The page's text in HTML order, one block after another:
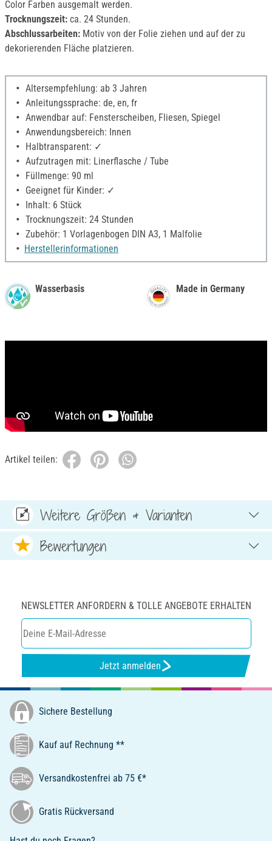
Color Farben ausgemalt werden.
Trocknungszeit: ca. 24 Stunden.
Abschlussarbeiten: Motiv von der Folie ziehen und auf der zu
dekorierenden Fläche platzieren.
Altersempfehlung: ab 3 Jahren
Anleitungssprache: de, en, fr
Anwendbar auf: Fensterscheiben, Fliesen, Spiegel
Anwendungsbereich: Innen
Halbtransparent: ✓
Aufzutragen mit: Linerflasche / Tube
Füllmenge: 90 ml
Geeignet für Kinder: ✓
Inhalt: 6 Stück
Trocknungszeit: 24 Stunden
Zubehör: 1 Vorlagenbogen DIN A3, 1 Malfolie
Herstellerinformationen
Wasserbasis Made in Germany
Artikel teilen:
Weitere Größen & Varianten
Bewertungen
NEWSLETTER ANFORDERN & TOLLE ANGEBOTE ERHALTEN
Jetzt anmelden
Sichere Bestellung
Kauf auf Rechnung **
Versandkostenfrei ab 75 €*
Gratis Rückversand